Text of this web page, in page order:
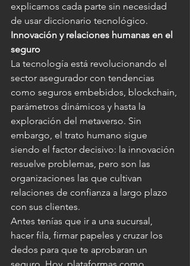
explicamos cada parte sin necesidad
de usar diccionario tecnológico.
Innovación y relaciones humanas en el
seguro
La tecnología está revolucionando el
sector asegurador con tendencias
como seguros embebidos, blockchain,
parámetros dinámicos y hasta la
exploración del metaverso. Sin
embargo, el trato humano sigue
siendo el factor decisivo: la innovación
resuelve problemas, pero son las
organizaciones las que cultivan
relaciones de confianza a largo plazo
con sus clientes.
Antes tenías que ir a una sucursal,
hacer fila, firmar papeles y cruzar los
dedos para que te aprobaran un